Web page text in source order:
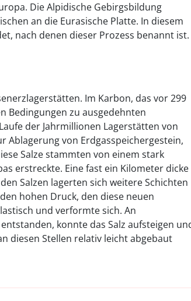
Die Alpidische Gebirgsbildung
an die Eurasische Platte. In diesem
nach denen dieser Prozess benannt ist.
Im Karbon, das vor 299
Bedingungen zu ausgedehnten
der Jahrmillionen Lagerstätten von
Ablagerung von Erdgasspeichergestein,
Salze stammten von einem stark
erstreckte. Eine fast ein Kilometer dicke
Salzen lagerten sich weitere Schichten
hohen Druck, den diese neuen
und verformte sich. An
konnte das Salz aufsteigen
diesen Stellen relativ leicht abgebaut